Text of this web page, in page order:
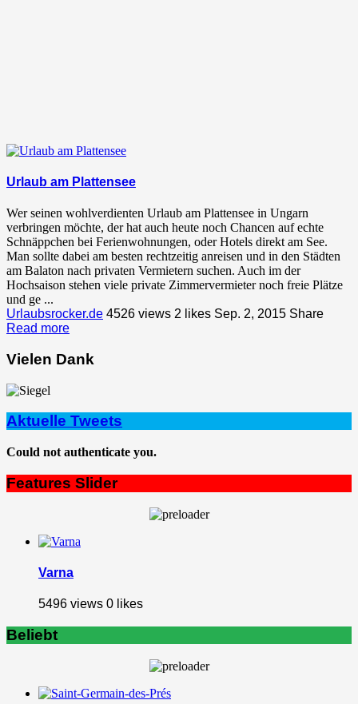
Urlaub am Plattensee
Wer seinen wohlverdienten Urlaub am Plattensee in Ungarn
verbringen möchte, der hat auch heute noch Chancen auf echte
Schnäppchen bei Ferienwohnungen, oder Hotels direkt am See.
Man sollte dabei am besten rechtzeitig anreisen und in den Städten
am Balaton nach privaten Vermietern suchen. Auch im der
Hochsaison stehen viele private Zimmervermieter noch freie Plätze
und ge ...
Urlaubsrocker.de 4526 views 2 likes Sep. 2, 2015 Share
Read more
Vielen Dank
Aktuelle Tweets
Could not authenticate you.
Features Slider
Varna
5496 views 0 likes
Beliebt